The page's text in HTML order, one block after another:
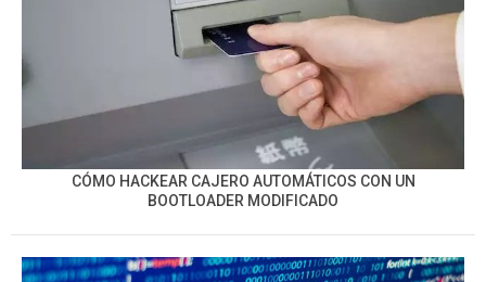
CÓMO HACKEAR CAJERO AUTOMÁTICOS CON UN
BOOTLOADER MODIFICADO